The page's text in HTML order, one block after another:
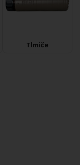
Tlmiče